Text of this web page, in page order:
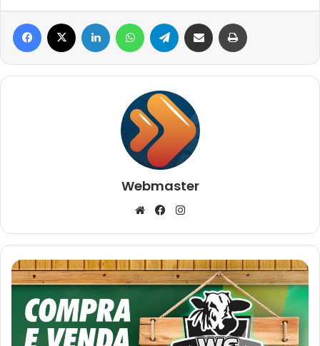
Facebook Linkedin WhatsAppTelegram Compartilhar via e-mail
Webmaster
WebsiteFacebook